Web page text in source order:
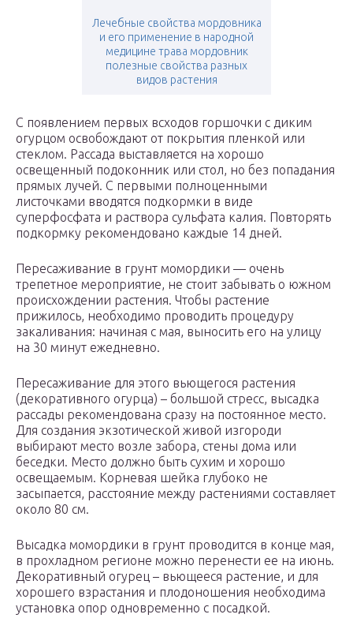
Лечебные свойства мордовника
и его применение в народной
медицине трава мордовник
полезные свойства разных
видов растения
С появлением первых всходов горшочки с диким
огурцом освобождают от покрытия пленкой или
стеклом. Рассада выставляется на хорошо
освещенный подоконник или стол, но без попадания
прямых лучей. С первыми полноценными
листочками вводятся подкормки в виде
суперфосфата и раствора сульфата калия. Повторять
подкормку рекомендовано каждые 14 дней.
Пересаживание в грунт момордики — очень
трепетное мероприятие, не стоит забывать о южном
происхождении растения. Чтобы растение
прижилось, необходимо проводить процедуру
закаливания: начиная с мая, выносить его на улицу
на 30 минут ежедневно.
Пересаживание для этого вьющегося растения
(декоративного огурца) – большой стресс, высадка
рассады рекомендована сразу на постоянное место.
Для создания экзотической живой изгороди
выбирают место возле забора, стены дома или
беседки. Место должно быть сухим и хорошо
освещаемым. Корневая шейка глубоко не
засыпается, расстояние между растениями составляет
около 80 см.
Высадка момордики в грунт проводится в конце мая,
в прохладном регионе можно перенести ее на июнь.
Декоративный огурец – вьющееся растение, и для
хорошего взрастания и плодоношения необходима
установка опор одновременно с посадкой.